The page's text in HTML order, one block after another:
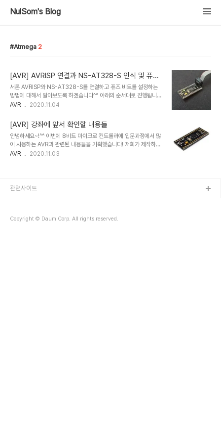
NulSom's Blog
Atmega 2
[AVR] AVRISP 연결과 NS-AT328-S 인식 및 퓨즈
비트 설정
서론 AVRISP와 NS-AT328-S를 연결하고 퓨즈 비트를 설정하는
방법에 대해서 알아보도록 하겠습니다^^ 아래의 순서대로 진행됩니
다. 1. Atmel Studio 7에서 AVR ISP 인식 가능 확인 2. NS-
인 3. NS-AT328-S 퓨즈설정 준비물 1. NS-AT328-S 모듈 2.
AVR Programmer 3. Atmel Studio 7 이 설치된 PC환경
Atmel Studio 7에서 AVR ISP 인식 가능 확인 Atmel Studio 7
을 실행합니다. 상단 가운데 부분에 Device Programming (Ctrl
+ Shift + P) 아이콘을 클릭합니다. Device Programming 창이
AVR 2020.11.04
[AVR] 강좌에 앞서 확인할 내용들
안녕하세요~!^^ 이번에 8비트 마이크로 컨트롤러에 입문과정에서 많
이 사용하는 AVR과 관련된 내용들을 기획했습니다! 저희가 제작하여
판매중인 NS-AT328-S 제품으로 포스팅을 할 예정입니다! 많은 관
목할 이유가 존재합니다! 바로 단순화입니다. 위의 이미지는 각 제조사
다. 대충만 봐..
AVR 2020.11.03
Copyright © Daum Corp. All rights reserved.
관련사이트